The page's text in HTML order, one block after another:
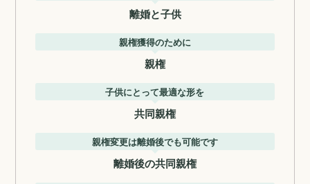
離婚と子供
親権獲得のために
親権
子供にとって最適な形を
共同親権
親権変更は離婚後でも可能です
離婚後の共同親権